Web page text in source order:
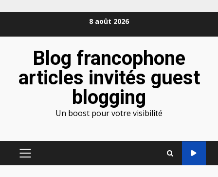
8 août 2026
Blog francophone
articles invités guest
blogging
Un boost pour votre visibilité
MENU